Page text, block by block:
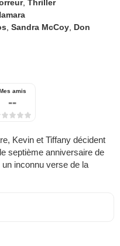
,Thriller
,Sandra McCoy Don
amis
--
Kevin et Tiffany décident
septième anniversaire de
inconnu verse de la